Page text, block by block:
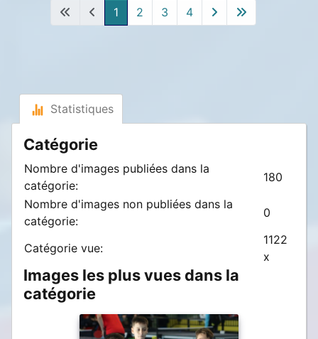
1 2 3 4
Statistiques
Catégorie
Nombre d'images publiées dans la
catégorie:
180
Nombre d'images non publiées dans la
catégorie:
0
Catégorie vue:
1122
x
Images les plus vues dans la
catégorie